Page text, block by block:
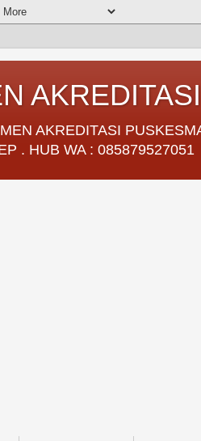
AKREDITASI
. HUB WA : 085879527051